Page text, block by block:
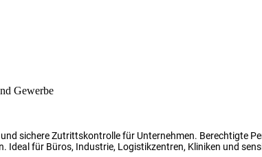
sichere Zutrittskontrolle für Unternehmen. Berechtigte
für Büros, Industrie, Logistikzentren, Kliniken und